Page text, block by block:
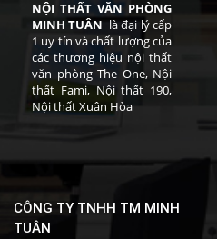
NỘI THẤT VĂN PHÒNG
MINH TUÂN là đại lý cấp
1 uy tín và chất lượng của
các thương hiệu nội thất
văn phòng The One, Nội
thất Fami, Nội thất 190,
Nội thất Xuân Hòa
CÔNG TY TNHH TM MINH
TUÂN